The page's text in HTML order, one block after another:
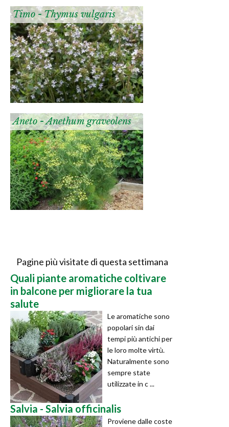
Timo - Thymus vulgaris
Aneto - Anethum graveolens
Pagine più visitate di questa settimana
Quali piante aromatiche coltivare
in balcone per migliorare la tua
salute
Le aromatiche sono
popolari sin dai
tempi più antichi per
le loro molte virtù.
Naturalmente sono
sempre state
utilizzate in c ...
Salvia - Salvia officinalis
Proviene dalle coste